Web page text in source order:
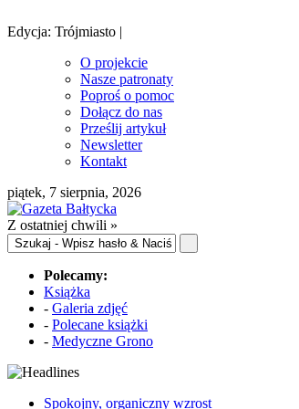
Edycja: Trójmiasto |
O projekcie
Nasze patronaty
Poproś o pomoc
Dołącz do nas
Prześlij artykuł
Newsletter
Kontakt
piątek, 7 sierpnia, 2026
Z ostatniej chwili »
Polecamy:
Książka
- Galeria zdjęć
- Polecane książki
- Medyczne Grono
Spokojny, organiczny wzrost